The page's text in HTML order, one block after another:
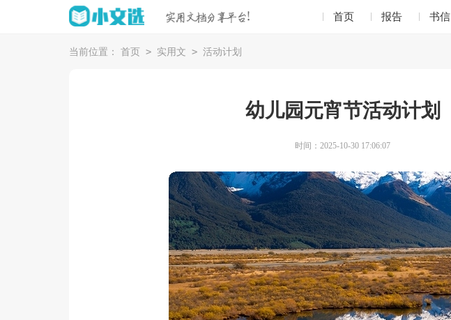
首页 报告 书信
当前位置： 首页 > 实用文 > 活动计划
幼儿园元宵节活动计划
时间：2025-10-30 17:06:07